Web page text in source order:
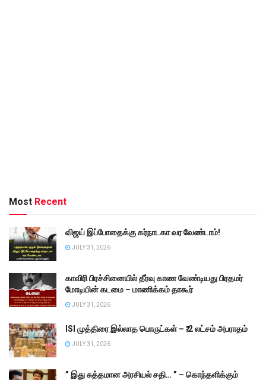
Most Recent
விஜய் இப்போதைக்கு கர்நாடகா வர வேண்டாம்!
JULY 31, 2026
காவிரி பிரச்சினையில் தீர்வு காண வேண்டியது பிரதமர்
மோடியின் கடமை – மாணிக்கம் தாகூர்
JULY 31, 2026
ISI முத்திரை இல்லாத பொருட்கள் – ₹.2 லட்சம் அபராதம்
JULY 31, 2026
” இது சுத்தமான அரசியல் சதி… ” – கொந்தளிக்கும்